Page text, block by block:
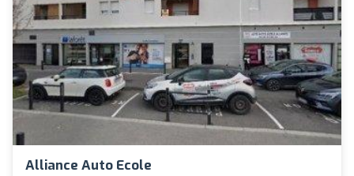
Alliance Auto Ecole